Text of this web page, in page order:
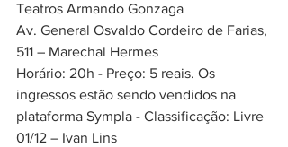
Teatros Armando Gonzaga
Av. General Osvaldo Cordeiro de Farias,
511 – Marechal Hermes
Horário: 20h - Preço: 5 reais. Os
ingressos estão sendo vendidos na
plataforma Sympla - Classificação: Livre
01/12 – Ivan Lins